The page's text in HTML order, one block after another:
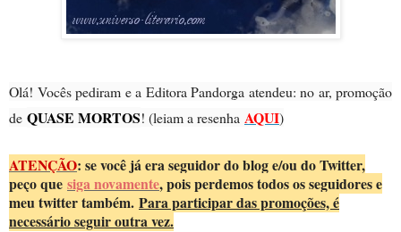
Olá! Vocês pediram e a Editora Pandorga atendeu: no ar, promoção
de QUASE MORTOS! (leiam a resenha AQUI)
ATENÇÃO: se você já era seguidor do blog e/ou do Twitter,
peço que siga novamente, pois perdemos todos os seguidores e
meu twitter também. Para participar das promoções, é
necessário seguir outra vez.